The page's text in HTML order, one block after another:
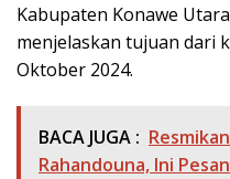
Kabupaten Konawe
menjelaskan tujuan dari
Oktober 2024.
BACA JUGA :
Rahandouna, Ini